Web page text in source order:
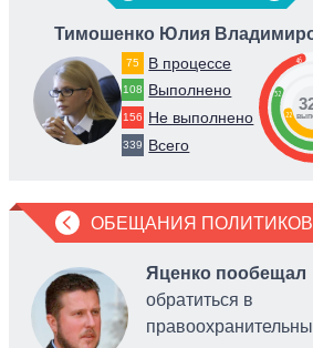
Тимошенко Юлия
75 В процессе
108 Выполнено
156 Не выполнено
339 Всего
46
32
22
ОБЕЩАНИЯ ПОЛИТИКОВ
Яценко пообещал
обратиться в